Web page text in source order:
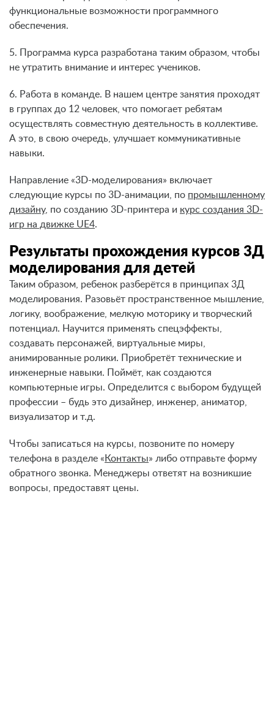
функциональные возможности программного
обеспечения.
5. Программа курса разработана таким образом, чтобы
не утратить внимание и интерес учеников.
6. Работа в команде. В нашем центре занятия проходят
в группах до 12 человек, что помогает ребятам
осуществлять совместную деятельность в коллективе.
А это, в свою очередь, улучшает коммуникативные
навыки.
Направление «3D-моделирования» включает
следующие курсы по 3D-анимации, по промышленному
дизайну, по созданию 3D-принтера и курс создания 3D-
игр на движке UE4.
Результаты прохождения курсов 3Д
моделирования для детей
Таким образом, ребенок разберётся в принципах 3Д
моделирования. Разовьёт пространственное мышление,
логику, воображение, мелкую моторику и творческий
потенциал. Научится применять спецэффекты,
создавать персонажей, виртуальные миры,
анимированные ролики. Приобретёт технические и
инженерные навыки. Поймёт, как создаются
компьютерные игры. Определится с выбором будущей
профессии – будь это дизайнер, инженер, аниматор,
визуализатор и т.д.
Чтобы записаться на курсы, позвоните по номеру
телефона в разделе « Контакты» либо отправьте форму
обратного звонка. Менеджеры ответят на возникшие
вопросы, предоставят цены.